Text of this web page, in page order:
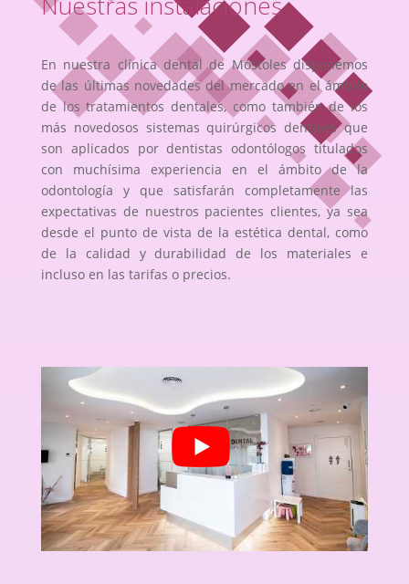
En nuestra clínica dental de Móstoles disponemos
de las últimas novedades del mercado en el ámbito
de los tratamientos dentales, como también de los
más novedosos sistemas quirúrgicos dentales que
son aplicados por dentistas odontólogos titulados
con muchísima experiencia en el ámbito de la
odontología y que satisfarán completamente las
expectativas de nuestros pacientes clientes, ya sea
desde el punto de vista de la estética dental, como
de la calidad y durabilidad de los materiales e
incluso en las tarifas o precios.